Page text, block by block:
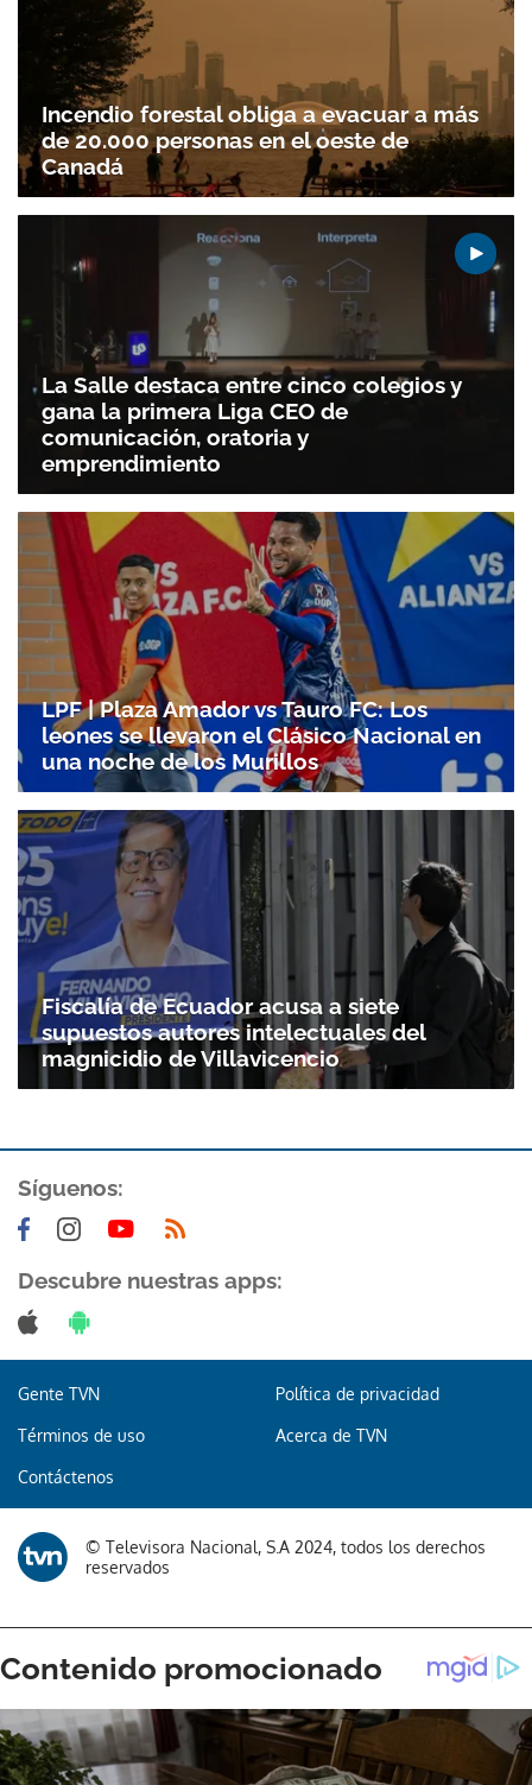
ACEPTAR
Incendio forestal obliga a evacuar a más
de 20.000 personas en el oeste de
Canadá
La Salle destaca entre cinco colegios y
gana la primera Liga CEO de
comunicación, oratoria y
emprendimiento
LPF | Plaza Amador vs Tauro FC: Los
leones se llevaron el Clásico Nacional en
una noche de los Murillos
Fiscalía de Ecuador acusa a siete
supuestos autores intelectuales del
magnicidio de Villavicencio
Síguenos:
Descubre nuestras apps:
Gente TVN Política de privacidad
Términos de uso Acerca de TVN
Contáctenos
© Televisora Nacional, S.A 2024, todos los derechos
reservados